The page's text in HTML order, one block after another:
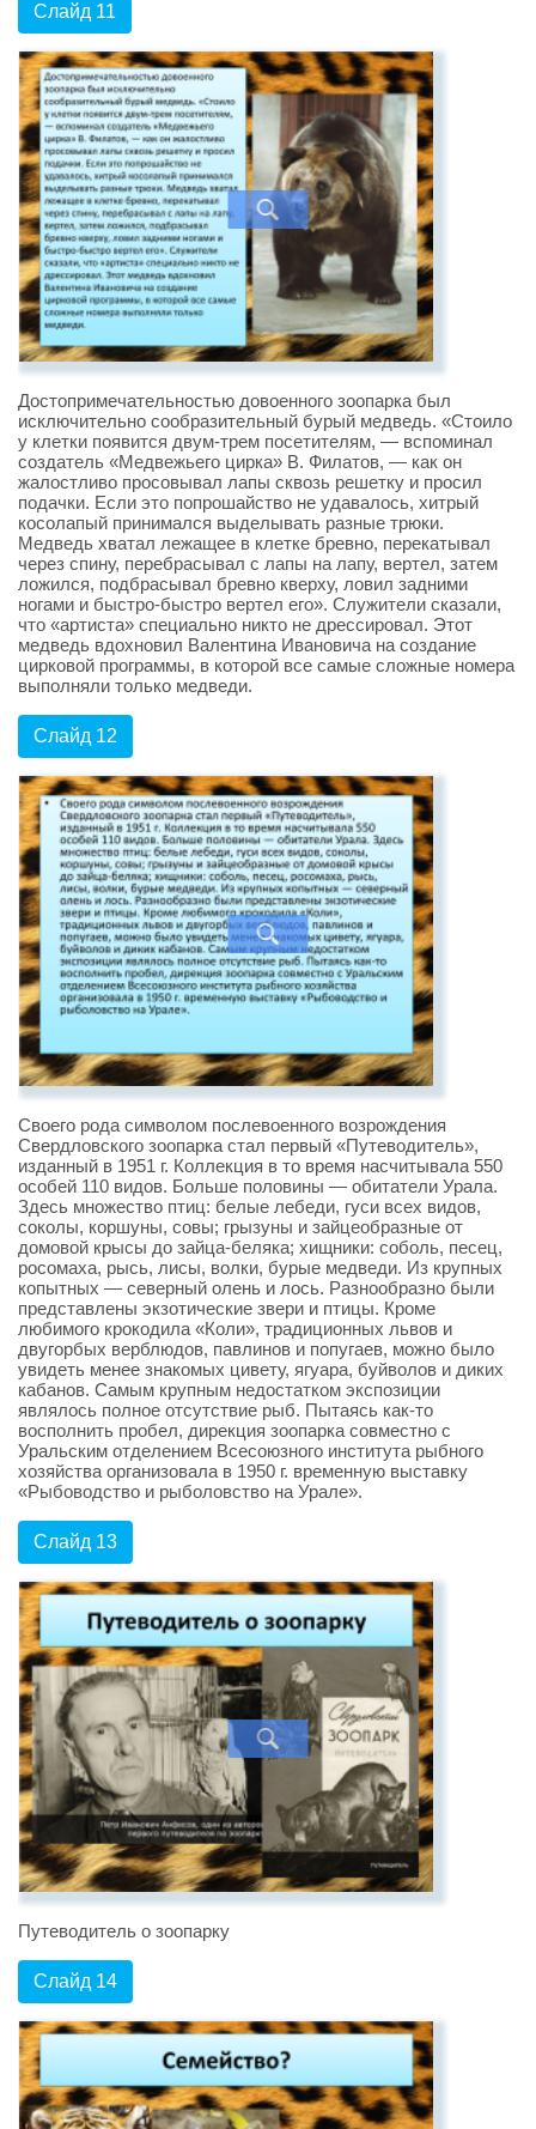
Слайд 11
Достопримечательностью довоенного зоопарка был
исключительно сообразительный бурый медведь. «Стоило
у клетки появится двум-трем посетителям, — вспоминал
создатель «Медвежьего цирка» В. Филатов, — как он
жалостливо просовывал лапы сквозь решетку и просил
подачки. Если это попрошайство не удавалось, хитрый
косолапый принимался выделывать разные трюки.
Медведь хватал лежащее в клетке бревно, перекатывал
через спину, перебрасывал с лапы на лапу, вертел, затем
ложился, подбрасывал бревно кверху, ловил задними
ногами и быстро-быстро вертел его». Служители сказали,
что «артиста» специально никто не дрессировал. Этот
медведь вдохновил Валентина Ивановича на создание
цирковой программы, в которой все самые сложные номера
выполняли только медведи.
Слайд 12
Своего рода символом послевоенного возрождения
Свердловского зоопарка стал первый «Путеводитель»,
изданный в 1951 г. Коллекция в то время насчитывала 550
особей 110 видов. Больше половины — обитатели Урала.
Здесь множество птиц: белые лебеди, гуси всех видов,
соколы, коршуны, совы; грызуны и зайцеобразные от
домовой крысы до зайца-беляка; хищники: соболь, песец,
росомаха, рысь, лисы, волки, бурые медведи. Из крупных
копытных — северный олень и лось. Разнообразно были
представлены экзотические звери и птицы. Кроме
любимого крокодила «Коли», традиционных львов и
двугорбых верблюдов, павлинов и попугаев, можно было
увидеть менее знакомых цивету, ягуара, буйволов и диких
кабанов. Самым крупным недостатком экспозиции
являлось полное отсутствие рыб. Пытаясь как-то
восполнить пробел, дирекция зоопарка совместно с
Уральским отделением Всесоюзного института рыбного
хозяйства организовала в 1950 г. временную выставку
«Рыбоводство и рыболовство на Урале».
Слайд 13
Путеводитель о зоопарку
Слайд 14